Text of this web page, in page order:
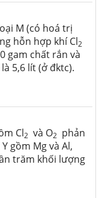
M (có hoá trị
hỗn hợp khí Cl2
gam chất rắn và
5,6 lít (ở đktc).
Cl2 và O2 phản
gồm Mg và Al,
trăm khối lượng